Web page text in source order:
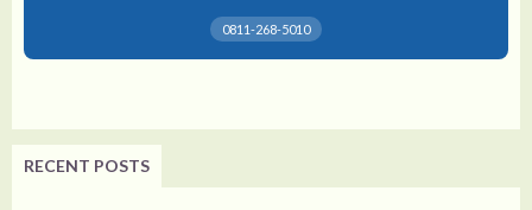
0811-268-5010
RECENT POSTS